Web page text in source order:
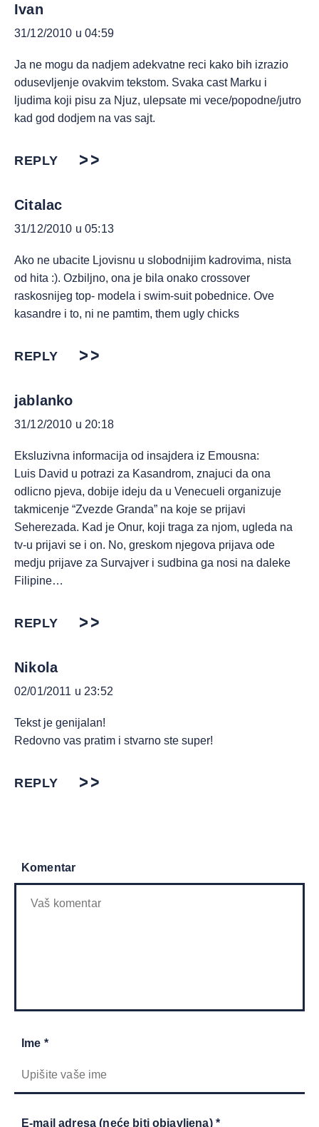
Ivan
31/12/2010 u 04:59
Ja ne mogu da nadjem adekvatne reci kako bih izrazio
odusevljenje ovakvim tekstom. Svaka cast Marku i
ljudima koji pisu za Njuz, ulepsate mi vece/popodne/jutro
kad god dodjem na vas sajt.
REPLY
Citalac
31/12/2010 u 05:13
Ako ne ubacite Ljovisnu u slobodnijim kadrovima, nista
od hita :). Ozbiljno, ona je bila onako crossover
raskosnijeg top- modela i swim-suit pobednice. Ove
kasandre i to, ni ne pamtim, them ugly chicks
REPLY
jablanko
31/12/2010 u 20:18
Eksluzivna informacija od insajdera iz Emousna:
Luis David u potrazi za Kasandrom, znajuci da ona
odlicno pjeva, dobije ideju da u Venecueli organizuje
takmicenje “Zvezde Granda” na koje se prijavi
Seherezada. Kad je Onur, koji traga za njom, ugleda na
tv-u prijavi se i on. No, greskom njegova prijava ode
medju prijave za Survajver i sudbina ga nosi na daleke
Filipine…
REPLY
Nikola
02/01/2011 u 23:52
Tekst je genijalan!
Redovno vas pratim i stvarno ste super!
REPLY
Komentar
Ime *
E-mail adresa (neće biti objavljena) *